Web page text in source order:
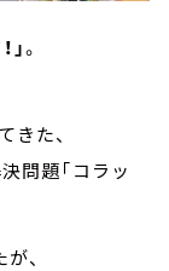
」。
た、
問題「コラッ
、